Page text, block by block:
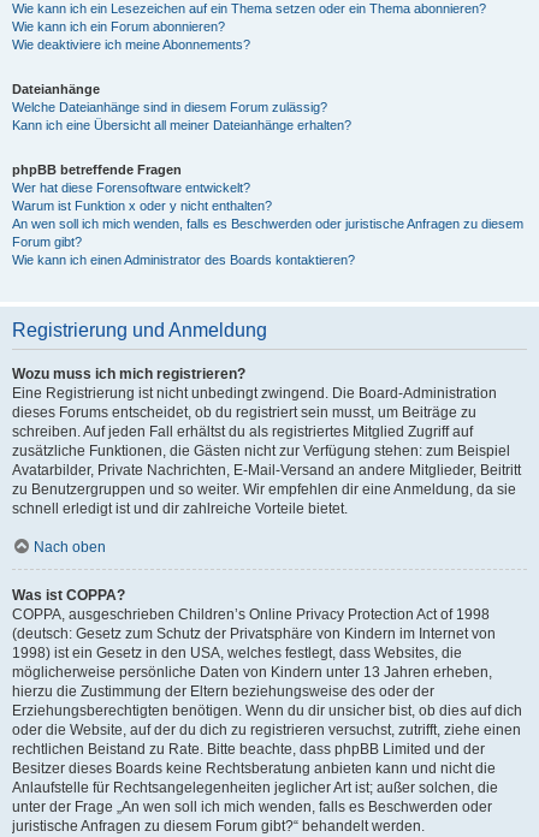
Wie kann ich ein Lesezeichen auf ein Thema setzen oder ein Thema abonnieren?
Wie kann ich ein Forum abonnieren?
Wie deaktiviere ich meine Abonnements?
Dateianhänge
Welche Dateianhänge sind in diesem Forum zulässig?
Kann ich eine Übersicht all meiner Dateianhänge erhalten?
phpBB betreffende Fragen
Wer hat diese Forensoftware entwickelt?
Warum ist Funktion x oder y nicht enthalten?
An wen soll ich mich wenden, falls es Beschwerden oder juristische Anfragen zu diesem
Forum gibt?
Wie kann ich einen Administrator des Boards kontaktieren?
Registrierung und Anmeldung
Wozu muss ich mich registrieren?
Eine Registrierung ist nicht unbedingt zwingend. Die Board-Administration
dieses Forums entscheidet, ob du registriert sein musst, um Beiträge zu
schreiben. Auf jeden Fall erhältst du als registriertes Mitglied Zugriff auf
zusätzliche Funktionen, die Gästen nicht zur Verfügung stehen: zum Beispiel
Avatarbilder, Private Nachrichten, E-Mail-Versand an andere Mitglieder, Beitritt
zu Benutzergruppen und so weiter. Wir empfehlen dir eine Anmeldung, da sie
schnell erledigt ist und dir zahlreiche Vorteile bietet.
Nach oben
Was ist COPPA?
COPPA, ausgeschrieben Children’s Online Privacy Protection Act of 1998
(deutsch: Gesetz zum Schutz der Privatsphäre von Kindern im Internet von
1998) ist ein Gesetz in den USA, welches festlegt, dass Websites, die
möglicherweise persönliche Daten von Kindern unter 13 Jahren erheben,
hierzu die Zustimmung der Eltern beziehungsweise des oder der
Erziehungsberechtigten benötigen. Wenn du dir unsicher bist, ob dies auf dich
oder die Website, auf der du dich zu registrieren versuchst, zutrifft, ziehe einen
rechtlichen Beistand zu Rate. Bitte beachte, dass phpBB Limited und der
Besitzer dieses Boards keine Rechtsberatung anbieten kann und nicht die
Anlaufstelle für Rechtsangelegenheiten jeglicher Art ist; außer solchen, die
unter der Frage „An wen soll ich mich wenden, falls es Beschwerden oder
juristische Anfragen zu diesem Forum gibt?“ behandelt werden.